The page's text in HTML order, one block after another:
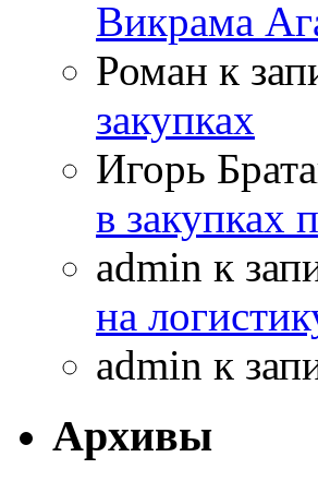
Викрама
Роман к
закупках
Игорь
в закупках
admin к
на
admin к
Архивы